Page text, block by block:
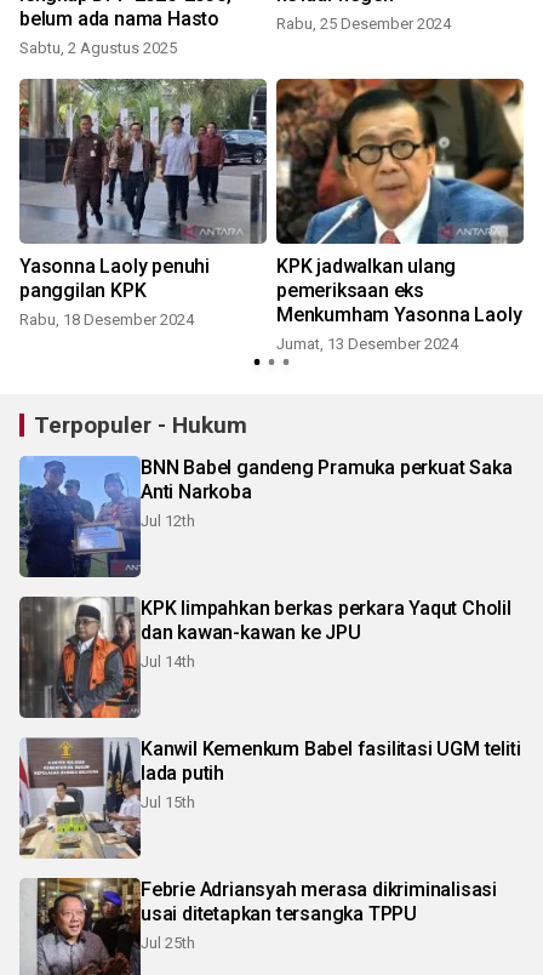
belum ada nama Hasto
Sabtu, 2 Agustus 2025
Rabu, 25 Desember 2024
Yasonna Laoly penuhi
panggilan KPK
Rabu, 18 Desember 2024
KPK jadwalkan ulang
pemeriksaan eks
Menkumham Yasonna Laoly
Jumat, 13 Desember 2024
Terpopuler - Hukum
BNN Babel gandeng Pramuka perkuat Saka
Anti Narkoba
Jul 12th
KPK limpahkan berkas perkara Yaqut Cholil
dan kawan-kawan ke JPU
Jul 14th
Kanwil Kemenkum Babel fasilitasi UGM teliti
lada putih
Jul 15th
Febrie Adriansyah merasa dikriminalisasi
usai ditetapkan tersangka TPPU
Jul 25th